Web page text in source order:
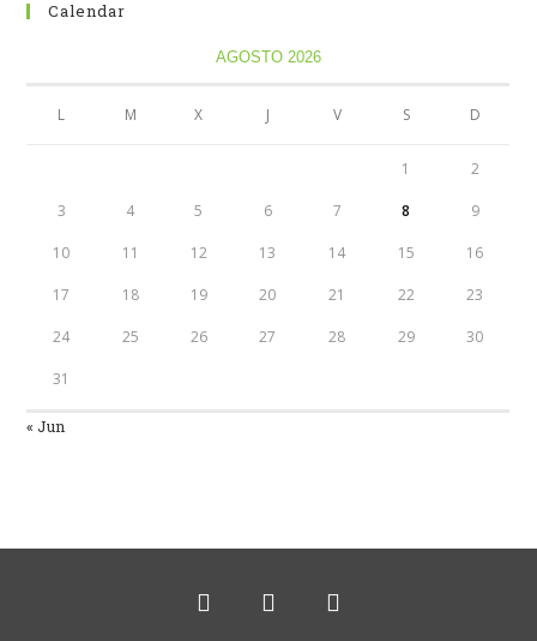
Calendar
AGOSTO 2026
L M X J V S D
1 2
3 4 5 6 7 8 9
10 11 12 13 14 15 16
17 18 19 20 21 22 23
24 25 26 27 28 29 30
31
« Jun